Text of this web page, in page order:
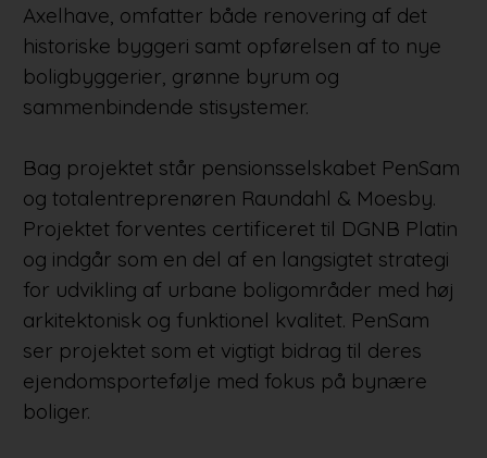
Axelhave, omfatter både renovering af det
historiske byggeri samt opførelsen af to nye
boligbyggerier, grønne byrum og
sammenbindende stisystemer.
Bag projektet står pensionsselskabet PenSam
og totalentreprenøren Raundahl & Moesby.
Projektet forventes certificeret til DGNB Platin
og indgår som en del af en langsigtet strategi
for udvikling af urbane boligområder med høj
arkitektonisk og funktionel kvalitet. PenSam
ser projektet som et vigtigt bidrag til deres
ejendomsportefølje med fokus på bynære
boliger.